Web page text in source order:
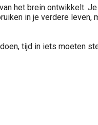
het brein ontwikkelt. Je
in je verdere leven,
tijd in iets moeten